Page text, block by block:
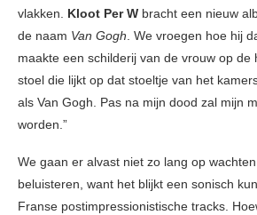
vlakken. Kloot Per W bracht een nieuw
de naam Van Gogh . We vroegen hoe hij
maakte een schilderij van de vrouw op de
stoel die lijkt op dat stoeltje van het
als Van Gogh. Pas na mijn dood zal mijn
worden.”
We gaan er alvast niet zo lang op
beluisteren, want het blijkt een sonisch
Franse postimpressionistische tracks.